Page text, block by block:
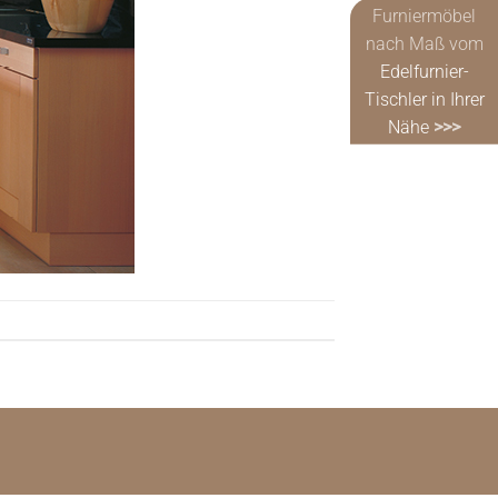
Furniermöbel
nach Maß vom
Edelfurnier-
Tischler in Ihrer
Nähe >>>